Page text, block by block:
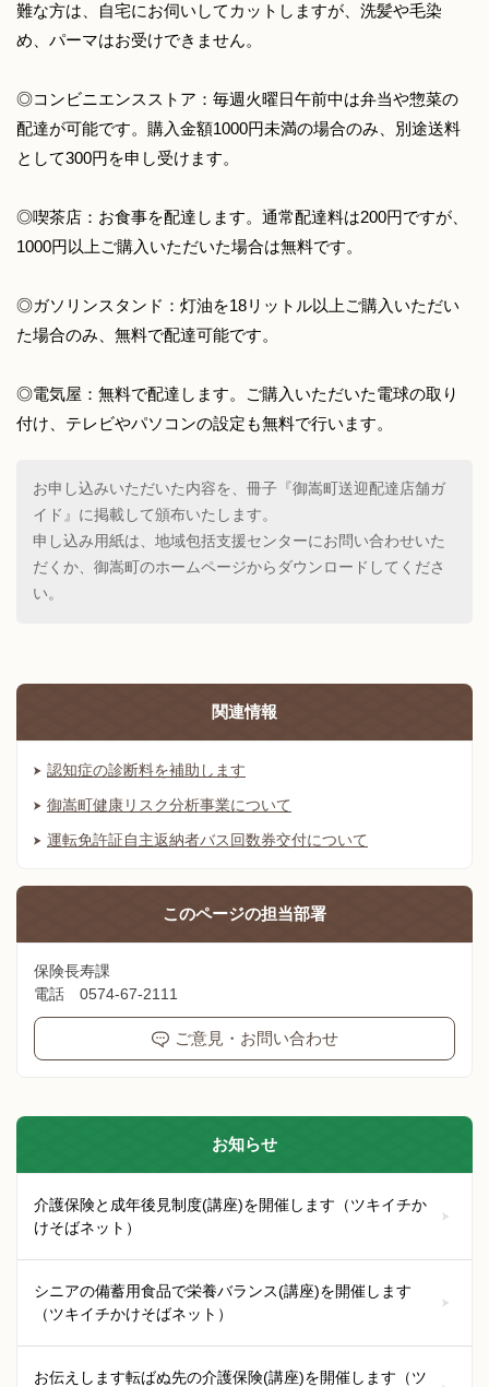
難な方は、自宅にお伺いしてカットしますが、洗髪や毛染
め、パーマはお受けできません。
◎コンビニエンスストア：毎週火曜日午前中は弁当や惣菜の
配達が可能です。購入金額1000円未満の場合のみ、別途送料
として300円を申し受けます。
◎喫茶店：お食事を配達します。通常配達料は200円ですが、
1000円以上ご購入いただいた場合は無料です。
◎ガソリンスタンド：灯油を18リットル以上ご購入いただい
た場合のみ、無料で配達可能です。
◎電気屋：無料で配達します。ご購入いただいた電球の取り
付け、テレビやパソコンの設定も無料で行います。
お申し込みいただいた内容を、冊子『御嵩町送迎配達店舗ガ
イド』に掲載して頒布いたします。
申し込み用紙は、地域包括支援センターにお問い合わせいた
だくか、御嵩町のホームページからダウンロードしてくださ
い。
関連情報
認知症の診断料を補助します
御嵩町健康リスク分析事業について
運転免許証自主返納者バス回数券交付について
このページの担当部署
保険長寿課
電話 0574-67-2111
ご意見・お問い合わせ
お知らせ
介護保険と成年後見制度(講座)を開催します（ツキイチか
けそばネット）
シニアの備蓄用食品で栄養バランス(講座)を開催します
（ツキイチかけそばネット）
お伝えします転ばぬ先の介護保険(講座)を開催します（ツ